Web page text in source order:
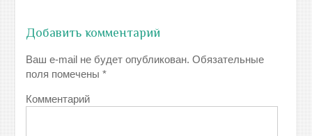
Добавить комментарий
Ваш e-mail не будет опубликован. Обязательные
поля помечены*
Комментарий